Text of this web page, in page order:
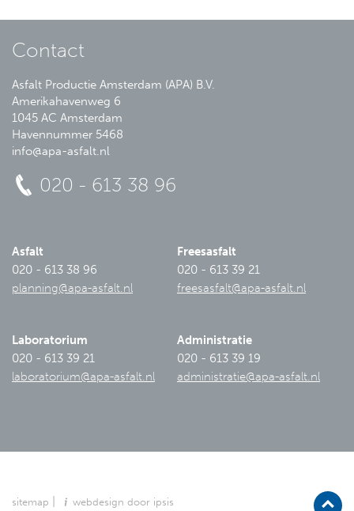
Contact
Asfalt Productie Amsterdam (APA) B.V.
Amerikahavenweg 6
1045 AC Amsterdam
Havennummer 5468
info@apa-asfalt.nl
020 - 613 38 96
Asfalt
020 - 613 38 96
planning@apa-asfalt.nl
Freesasfalt
020 - 613 39 21
freesasfalt@apa-asfalt.nl
Laboratorium
020 - 613 39 21
laboratorium@apa-asfalt.nl
Administratie
020 - 613 39 19
administratie@apa-asfalt.nl
sitemap webdesign door ipsis